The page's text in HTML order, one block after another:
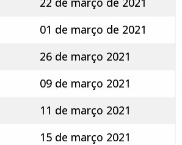
01 de março de 2021
26 de março 2021
09 de março 2021
11 de março 2021
15 de março 2021